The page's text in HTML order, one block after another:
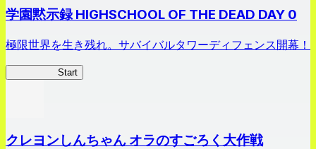
学園黙示録 HIGHSCHOOL OF THE DEAD DAY 0
極限世界を生き残れ。サバイバルタワーディフェンス開幕！
Start
クレヨンしんちゃん オラのすごろく大作戦